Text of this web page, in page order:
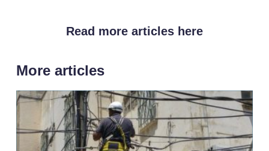
Read more articles here
More articles